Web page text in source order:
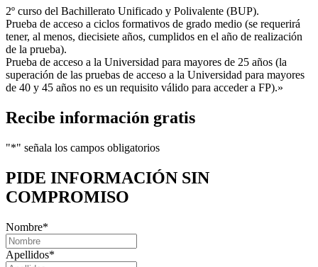
2º curso del Bachillerato Unificado y Polivalente (BUP).
Prueba de acceso a ciclos formativos de grado medio (se requerirá
tener, al menos, diecisiete años, cumplidos en el año de realización
de la prueba).
Prueba de acceso a la Universidad para mayores de 25 años (la
superación de las pruebas de acceso a la Universidad para mayores
de 40 y 45 años no es un requisito válido para acceder a FP).»
Recibe información gratis
"*" señala los campos obligatorios
PIDE INFORMACIÓN SIN
COMPROMISO
Nombre*
Apellidos*